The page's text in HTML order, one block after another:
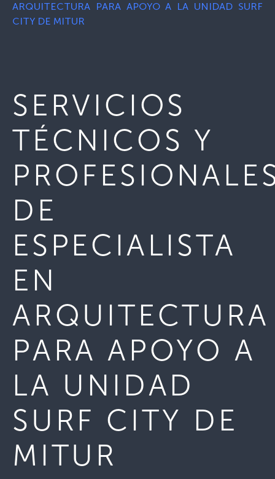
ARQUITECTURA PARA APOYO A LA UNIDAD SURF
CITY DE MITUR
SERVICIOS
TÉCNICOS Y
DE
ESPECIALISTA
EN
ARQUITECTURA
PARA APOYO A
LA UNIDAD
SURF CITY DE
MITUR